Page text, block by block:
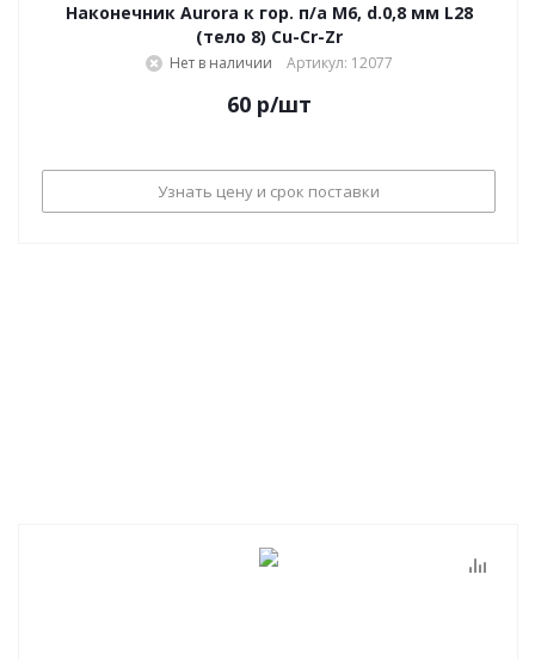
Наконечник Aurora к гор. п/а M6, d.0,8 мм L28
(тело 8) Cu-Cr-Zr
Нет в наличии Артикул: 12077
60р/шт
Узнать цену и срок поставки